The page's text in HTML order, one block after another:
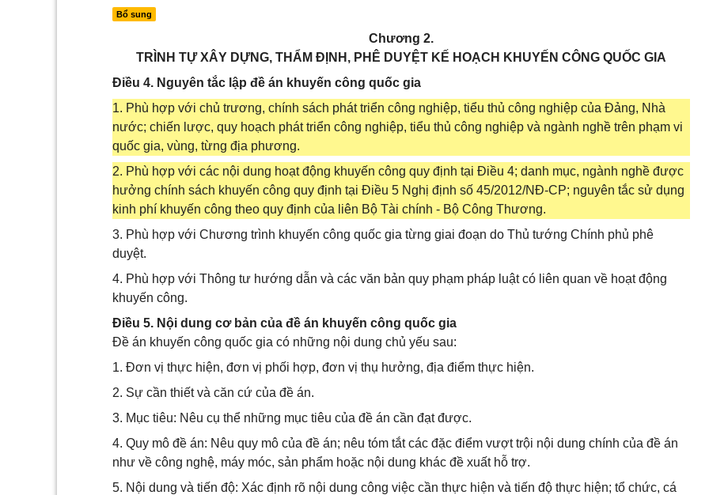
Bổ sung
Chương 2.
TRÌNH TỰ XÂY DỰNG, THẨM ĐỊNH, PHÊ DUYỆT KẾ HOẠCH KHUYẾN CÔNG QUỐC GIA
Điều 4. Nguyên tắc lập đề án khuyến công quốc gia
1. Phù hợp với chủ trương, chính sách phát triển công nghiệp, tiểu thủ công nghiệp của Đảng, Nhà
nước; chiến lược, quy hoạch phát triển công nghiệp, tiểu thủ công nghiệp và ngành nghề trên phạm vi
quốc gia, vùng, từng địa phương.
2. Phù hợp với các nội dung hoạt động khuyến công quy định tại Điều 4; danh mục, ngành nghề được
hưởng chính sách khuyến công quy định tại Điều 5 Nghị định số 45/2012/NĐ-CP; nguyên tắc sử dụng
kinh phí khuyến công theo quy định của liên Bộ Tài chính - Bộ Công Thương.
3. Phù hợp với Chương trình khuyến công quốc gia từng giai đoạn do Thủ tướng Chính phủ phê
duyệt.
4. Phù hợp với Thông tư hướng dẫn và các văn bản quy phạm pháp luật có liên quan về hoạt động
khuyến công.
Điều 5. Nội dung cơ bản của đề án khuyến công quốc gia
Đề án khuyến công quốc gia có những nội dung chủ yếu sau:
1. Đơn vị thực hiện, đơn vị phối hợp, đơn vị thụ hưởng, địa điểm thực hiện.
2. Sự cần thiết và căn cứ của đề án.
3. Mục tiêu: Nêu cụ thể những mục tiêu của đề án cần đạt được.
4. Quy mô đề án: Nêu quy mô của đề án; nêu tóm tắt các đặc điểm vượt trội nội dung chính của đề án
như về công nghệ, máy móc, sản phẩm hoặc nội dung khác đề xuất hỗ trợ.
5. Nội dung và tiến độ: Xác định rõ nội dung công việc cần thực hiện và tiến độ thực hiện; tổ chức, cá